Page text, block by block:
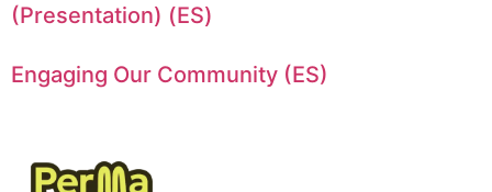
(Presentation) (ES)
Engaging Our Community (ES)